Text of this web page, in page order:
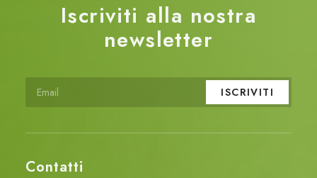
Iscriviti alla nostra
newsletter
Contatti